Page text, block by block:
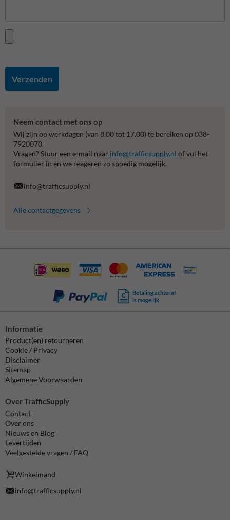
Verzenden
Neem contact met ons op
Wij zijn op werkdagen (van 8.00 tot 17.00) te bereiken op 038-
7920070.
Vragen? Stuur een e-mail naar info@trafficsupply.nl of vul het
formulier in en we reageren zo spoedig mogelijk.
info@trafficsupply.nl
Alle contactgegevens
Betaling achteraf
is mogelijk
Informatie
Product(en) retourneren
Cookie / Privacy
Disclaimer
Sitemap
Algemene Voorwaarden
Over TrafficSupply
Contact
Over ons
Nieuws en Blog
Levertijden
Veelgestelde vragen / FAQ
Winkelmand
info@trafficsupply.nl